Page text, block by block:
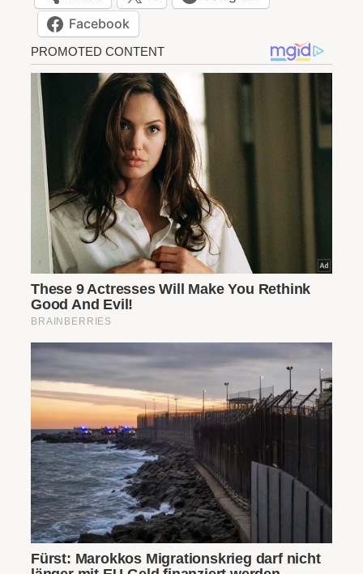
Facebook